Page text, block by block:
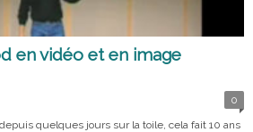
en vidéo et en image
0
quelques jours sur la toile, cela fait 10 ans